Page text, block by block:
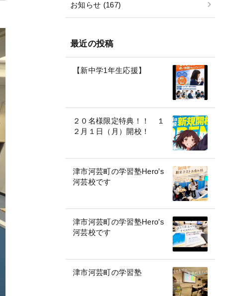
お知らせ (167)
最近の投稿
【新中学1年生応援】
２０名様限定特典！！ １
２月１日（月）開校！
津市河芸町の学習塾Hero’s
河芸校です
津市河芸町の学習塾Hero’s
河芸校です
津市河芸町の学習塾